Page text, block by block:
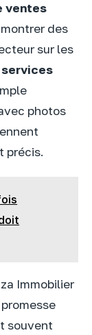
ventes
des
sur les
photos
précis.
Immobilier
souvent